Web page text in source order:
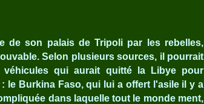
de son palais de Tripoli par les rebelles,
Selon plusieurs sources, il pourrait
qui aurait quitté la Libye pour
le Burkina Faso, qui lui a offert l'asile il y a
dans laquelle tout le monde ment,